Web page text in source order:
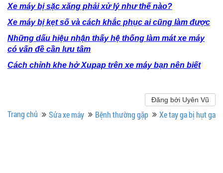
Xe máy bị sặc xăng phải xử lý như thế nào?
Xe máy bị kẹt số và cách khắc phục ai cũng làm được
Những dấu hiệu nhận thấy hệ thống làm mát xe máy
có vấn đề cần lưu tâm
Cách chỉnh khe hở Xupap trên xe máy bạn nên biết
Đăng bởi Uyên Vũ
Trang chủ Sửa xe máy Bệnh thường gặp Xe tay ga bị hụt ga